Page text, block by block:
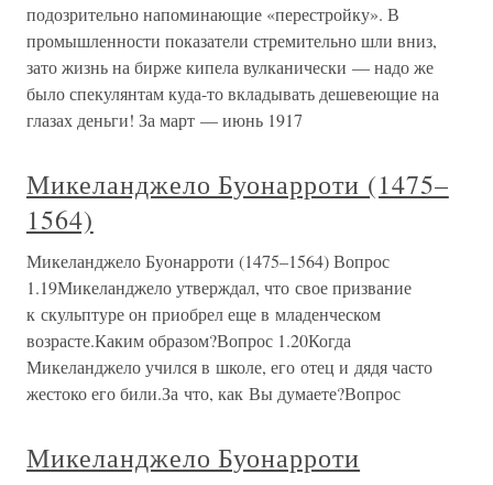
подозрительно напоминающие «перестройку». В
промышленности показатели стремительно шли вниз,
зато жизнь на бирже кипела вулканически — надо же
было спекулянтам куда-то вкладывать дешевеющие на
глазах деньги! За март — июнь 1917
Микеланджело Буонарроти (1475–
1564)
Микеланджело Буонарроти (1475–1564) Вопрос
1.19Микеланджело утверждал, что свое призвание
к скульптуре он приобрел еще в младенческом
возрасте.Каким образом?Вопрос 1.20Когда
Микеланджело учился в школе, его отец и дядя часто
жестоко его били.За что, как Вы думаете?Вопрос
Микеланджело Буонарроти